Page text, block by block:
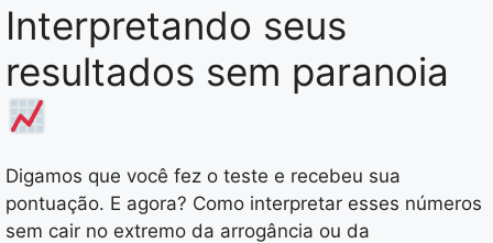
Interpretando seus
resultados sem paranoia
Digamos que você fez o teste e recebeu sua
pontuação. E agora? Como interpretar esses números
sem cair no extremo da arrogância ou da